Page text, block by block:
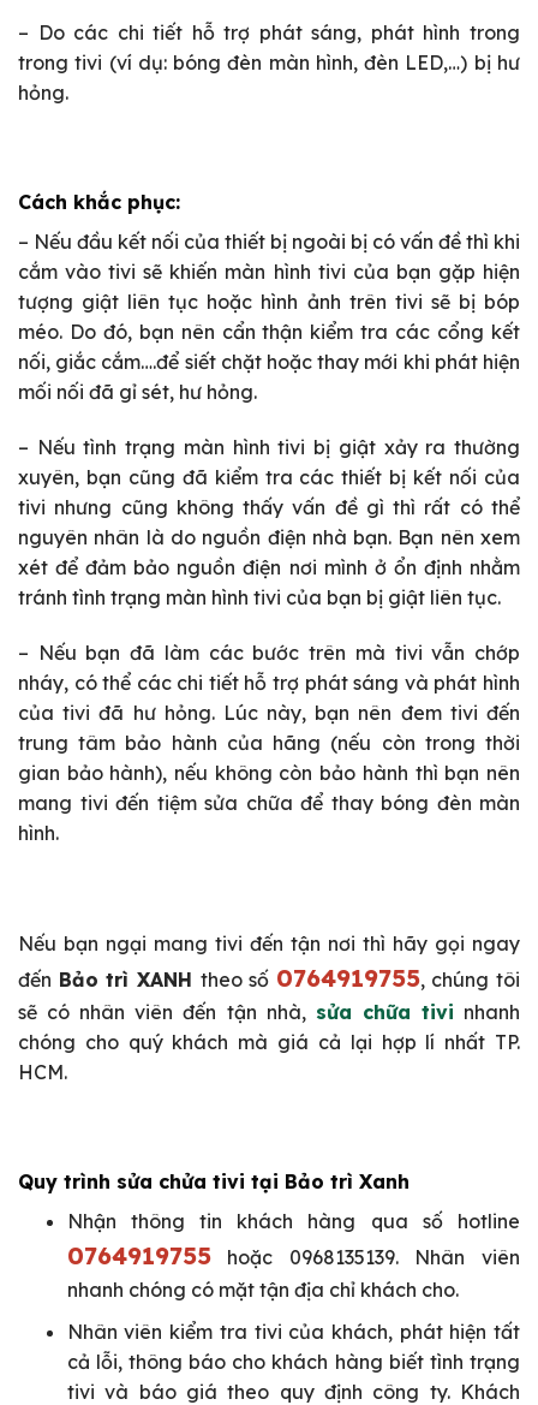
– Do các chi tiết hỗ trợ phát sáng, phát hình trong
trong tivi (ví dụ: bóng đèn màn hình, đèn LED,…) bị hư
hỏng.
Cách khắc phục:
– Nếu đầu kết nối của thiết bị ngoài bị có vấn đề thì khi
cắm vào tivi sẽ khiến màn hình tivi của bạn gặp hiện
tượng giật liên tục hoặc hình ảnh trên tivi sẽ bị bóp
méo. Do đó, bạn nên cẩn thận kiểm tra các cổng kết
nối, giắc cắm….để siết chặt hoặc thay mới khi phát hiện
mối nối đã gỉ sét, hư hỏng.
– Nếu tình trạng màn hình tivi bị giật xảy ra thường
xuyên, bạn cũng đã kiểm tra các thiết bị kết nối của
tivi nhưng cũng không thấy vấn đề gì thì rất có thể
nguyên nhân là do nguồn điện nhà bạn. Bạn nên xem
xét để đảm bảo nguồn điện nơi mình ở ổn định nhằm
tránh tình trạng màn hình tivi của bạn bị giật liên tục.
– Nếu bạn đã làm các bước trên mà tivi vẫn chớp
nháy, có thể các chi tiết hỗ trợ phát sáng và phát hình
của tivi đã hư hỏng. Lúc này, bạn nên đem tivi đến
trung tâm bảo hành của hãng (nếu còn trong thời
gian bảo hành), nếu không còn bảo hành thì bạn nên
mang tivi đến tiệm sửa chữa để thay bóng đèn màn
hình.
Nếu bạn ngại mang tivi đến tận nơi thì hãy gọi ngay
đến Bảo trì XANH theo số 0764919755, chúng tôi
sẽ có nhân viên đến tận nhà, sửa chữa tivi nhanh
chóng cho quý khách mà giá cả lại hợp lí nhất TP.
HCM.
Quy trình sửa chửa tivi tại Bảo trì Xanh
Nhận thông tin khách hàng qua số hotline
0764919755hoặc 0968135139. Nhân viên
nhanh chóng có mặt tận địa chỉ khách cho.
Nhân viên kiểm tra tivi của khách, phát hiện tất
cả lỗi, thông báo cho khách hàng biết tình trạng
tivi và báo giá theo quy định công ty. Khách